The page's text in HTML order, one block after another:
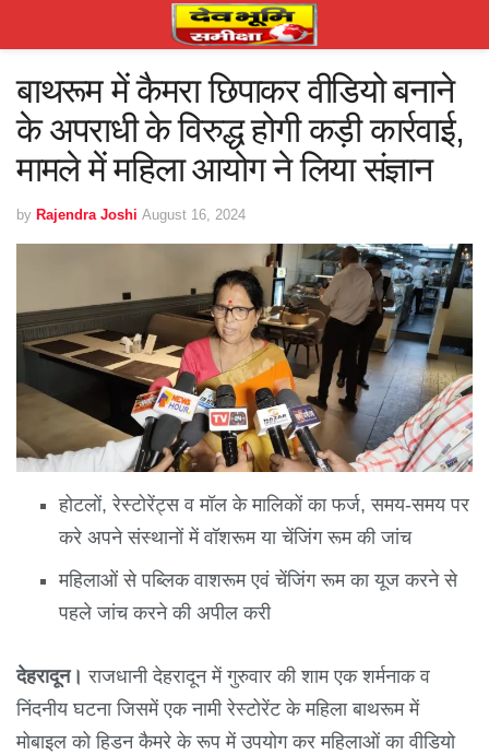
बाथरूम में कैमरा छिपाकर वीडियो बनाने
के अपराधी के विरुद्ध होगी कड़ी कार्रवाई,
मामले में महिला आयोग ने लिया संज्ञान
by Rajendra Joshi August 16, 2024
होटलों, रेस्टोरेंट्स व मॉल के मालिकों का फर्ज, समय-समय पर
करे अपने संस्थानों में वॉशरूम या चेंजिंग रूम की जांच
महिलाओं से पब्लिक वाशरूम एवं चेंजिंग रूम का यूज करने से
पहले जांच करने की अपील करी
देहरादून। राजधानी देहरादून में गुरुवार की शाम एक शर्मनाक व
निंदनीय घटना जिसमें एक नामी रेस्टोरेंट के महिला बाथरूम में
मोबाइल को हिडन कैमरे के रूप में उपयोग कर महिलाओं का वीडियो